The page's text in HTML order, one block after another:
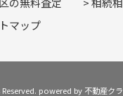
マップ
powered by 不動産ク